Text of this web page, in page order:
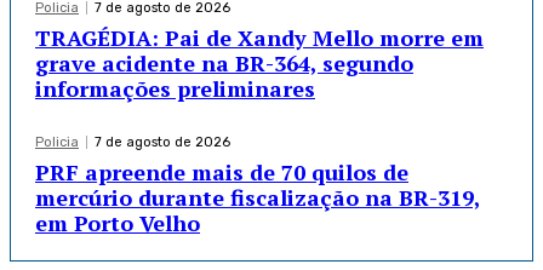
Policia 7 de agosto de 2026
TRAGÉDIA: Pai de Xandy Mello morre em
grave acidente na BR-364, segundo
informações preliminares
Policia 7 de agosto de 2026
PRF apreende mais de 70 quilos de
mercúrio durante fiscalização na BR-319,
em Porto Velho